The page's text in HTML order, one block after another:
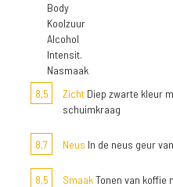
Body
Koolzuur
Alcohol
Intensit.
Nasmaak
8,5
Zicht Diep zwarte kleur
schuimkraag
8,7 Neus In de neus geur
8,5 SmaakTonen van koffie